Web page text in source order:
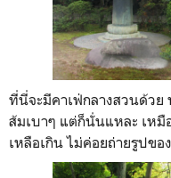
ที่นี่จะมีคาเฟ่กลางสวนด้วย
ส้มเบาๆ แต่ก็นั่นแหละ เหมื
เหลือเกิน ไม่ค่อยถ่ายรูปขอ